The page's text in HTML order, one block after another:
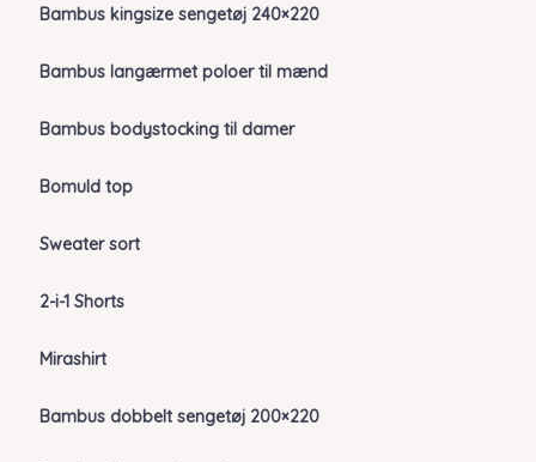
Bambus kingsize sengetøj 240×220
Bambus langærmet poloer til mænd
Bambus bodystocking til damer
Bomuld top
Sweater sort
2-i-1 Shorts
Mirashirt
Bambus dobbelt sengetøj 200×220